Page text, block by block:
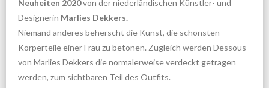
Neuheiten 2020von der niederländischen Künstler- und
Designerin Marlies Dekkers.
Niemand anderes beherscht die Kunst, die schönsten
Körperteile einer Frau zu betonen. Zugleich werden Dessous
von Marlies Dekkers die normalerweise verdeckt getragen
werden, zum sichtbaren Teil des Outfits.